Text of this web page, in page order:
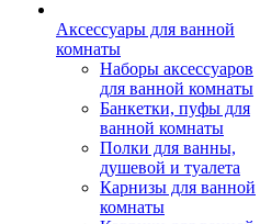
Аксессуары для ванной
комнаты
Наборы аксессуаров
для ванной комнаты
Банкетки, пуфы для
ванной комнаты
Полки для ванны,
душевой и туалета
Карнизы для ванной
комнаты